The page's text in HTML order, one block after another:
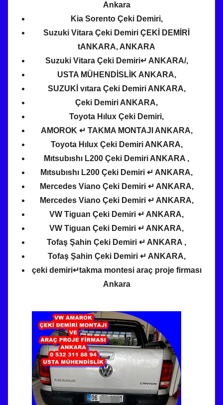
Ankara
Kia Sorento Çeki Demiri,
Suzuki Vitara Çeki Demiri ÇEKİ DEMİRİ
tANKARA, ANKARA
Suzuki Vitara Çeki Demiri↵ ANKARA/,
USTA MÜHENDİSLİK ANKARA,
SUZUKİ vıtara Çeki Demiri ANKARA,
Çeki Demiri ANKARA,
Toyota Hılux Çeki Demiri,
AMOROK ↵ TAKMA MONTAJI ANKARA,
Toyota Hılux Çeki Demiri ANKARA,
Mıtsubıshı L200 Çeki Demiri ANKARA ,
Mıtsubıshı L200 Çeki Demiri ↵ ANKARA,
Mercedes Viano Çeki Demiri ↵ ANKARA,
Mercedes Viano Çeki Demiri ↵ ANKARA,
VW Tiguan Çeki Demiri ↵ ANKARA,
VW Tiguan Çeki Demiri ↵ ANKARA,
Tofaş Şahin Çeki Demiri ↵ ANKARA ,
Tofaş Şahin Çeki Demiri ↵ ANKARA,
çeki demiri↵takma montesi araç proje firması
Ankara